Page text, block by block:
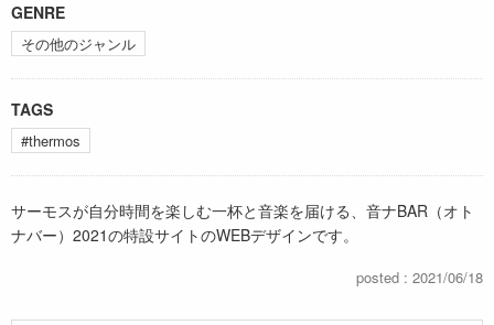
GENRE
その他のジャンル
TAGS
#thermos
サーモスが自分時間を楽しむ一杯と音楽を届ける、音ナBAR（オト
ナバー）2021の特設サイトのWEBデザインです。
posted : 2021/06/18